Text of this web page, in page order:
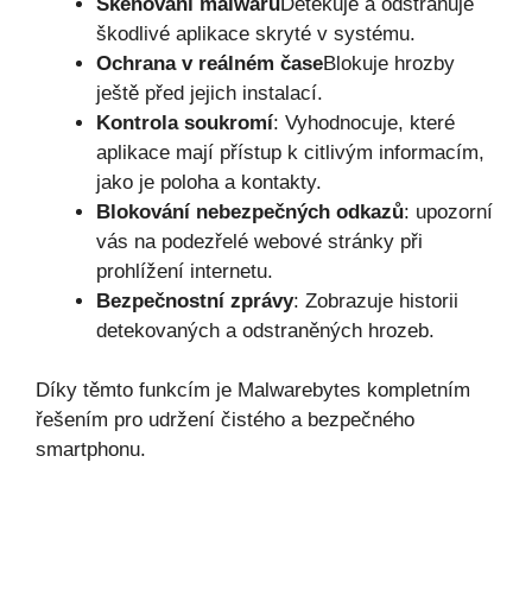
škodlivé aplikace skryté v systému.
Ochrana v reálném časeBlokuje hrozby
ještě před jejich instalací.
Kontrola soukromí: Vyhodnocuje, které
aplikace mají přístup k citlivým informacím,
jako je poloha a kontakty.
Blokování nebezpečných odkazů: upozorní
vás na podezřelé webové stránky při
prohlížení internetu.
Bezpečnostní zprávy: Zobrazuje historii
detekovaných a odstraněných hrozeb.
Díky těmto funkcím je Malwarebytes kompletním
řešením pro udržení čistého a bezpečného
smartphonu.